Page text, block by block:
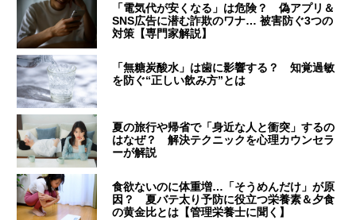
「電気代が安くなる」は危険？ 偽アプリ＆
SNS広告に潜む詐欺のワナ… 被害防ぐ3つの
対策【専門家解説】
「無糖炭酸水」は歯に影響する？ 知覚過敏
を防ぐ“正しい飲み方”とは
夏の旅行や帰省で「身近な人と衝突」するの
はなぜ？ 解決テクニックを心理カウンセラ
ーが解説
食欲ないのに体重増…「そうめんだけ」が原
因？ 夏バテ太り予防に役立つ栄養素＆夕食
の黄金比とは【管理栄養士に聞く】